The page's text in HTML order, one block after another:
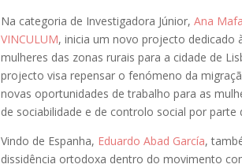
Na categoria de Investigadora Júnior, Ana
VINCULUM, inicia um novo projecto dedicado
mulheres das zonas rurais para a cidade de
projecto visa repensar o fenómeno da
novas oportunidades de trabalho para as
de sociabilidade e de controlo social por parte
Vindo de Espanha, Eduardo Abad García,
dissidência ortodoxa dentro do movimento